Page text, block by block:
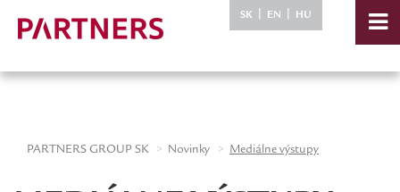
SK EN HU
PARTNERS GROUP SK Novinky Mediálne výstupy